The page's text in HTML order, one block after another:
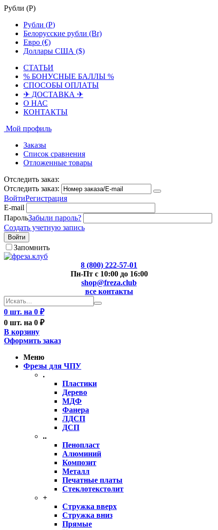
Рубли (Р)
Рубли (Р)
Белорусские рубли (Br)
Евро (€)
Доллары США ($)
СТАТЬИ
% БОНУСНЫЕ БАЛЛЫ %
СПОСОБЫ ОПЛАТЫ
✈ ДОСТАВКА ✈
О НАС
КОНТАКТЫ
Мой профиль
Заказы
Список сравнения
Отложенные товары
Отследить заказ:
Отследить заказ:
ВойтиРегистрация
E-mail
ПарольЗабыли пароль?
Создать учетную запись
Войти
Запомнить
8 (800) 222-57-01
Пн-Пт с 10:00 до 16:00
shop@freza.club
все контакты
0 шт. на 0 ₽
0 шт. на 0 ₽
В корзину
Оформить заказ
Меню
Фрезы для ЧПУ
.
Пластики
Дерево
МДФ
Фанера
ЛДСП
ДСП
..
Пенопласт
Алюминий
Композит
Металл
Печатные платы
Стеклотекстолит
+
Стружка вверх
Стружка вниз
Прямые